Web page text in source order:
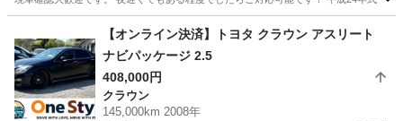
ヴェルファイア トヨタヴォクシー
【オンライン決済】トヨタ クラウン アスリート
ナビパッケージ 2.5
408,000円
クラウン
145,000km 2008年